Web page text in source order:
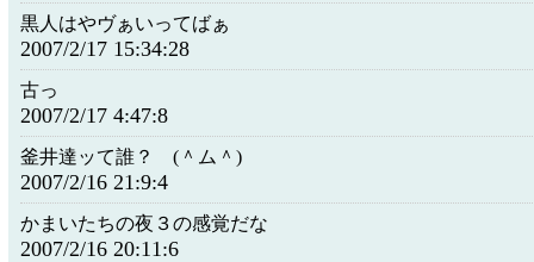
黒人はやヴぁいってばぁ
2007/2/17 15:34:28
古っ
2007/2/17 4:47:8
釜井達ッて誰？ (＾ム＾)
2007/2/16 21:9:4
かまいたちの夜３の感覚だな
2007/2/16 20:11:6